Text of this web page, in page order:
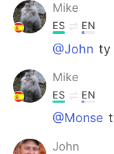
Mike
ES EN
@John ty
Mike
ES EN
@Monse
John